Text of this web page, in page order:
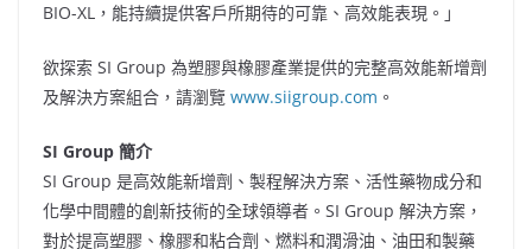
BIO-XL，能持續提供客戶所期待的可靠、高效能表現。」
欲探索 SI Group 為塑膠與橡膠產業提供的完整高效能新增劑
及解決方案組合，請瀏覽 www.siigroup.com 。
SI Group 簡介
SI Group 是高效能新增劑、製程解決方案、活性藥物成分和
化學中間體的創新技術的全球領導者。SI Group 解決方案，
對於提高塑膠、橡膠和粘合劑、燃料和潤滑油、油田和製藥